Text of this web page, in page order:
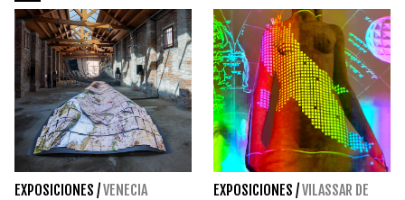
EXPOSICIONES /VENECIA EXPOSICIONES /VILASSAR DE